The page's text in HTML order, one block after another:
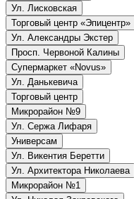
Ул. Лисковская
Торговый центр «Эпицентр»
Ул. Александры Экстер
Просп. Червоной Калины
Супермаркет «Novus»
Ул. Данькевича
Торговый центр
Микрорайон №9
Ул. Сержа Лифаря
Универсам
Ул. Викентия Беретти
Ул. Архитектора Николаева
Микрорайон №1